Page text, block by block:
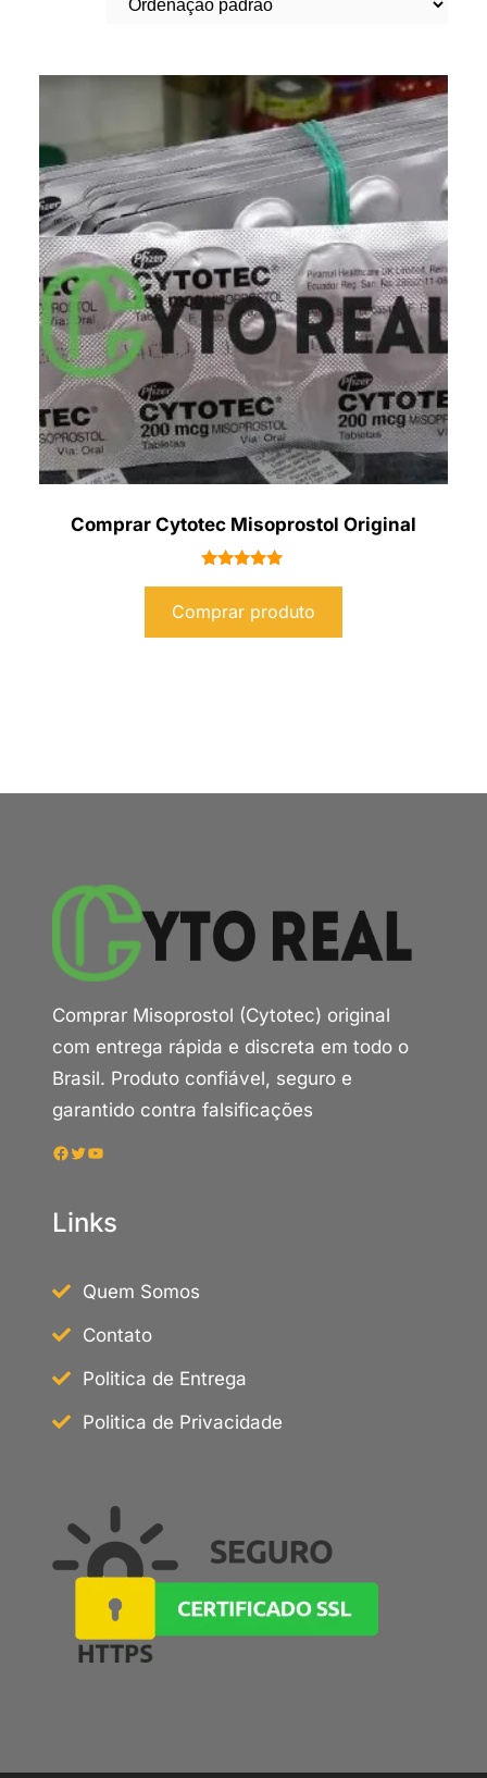
Comprar Cytotec Misoprostol Original
de 5
Comprar produto
Comprar Misoprostol (Cytotec) original
com entrega rápida e discreta em todo o
Brasil. Produto confiável, seguro e
garantido contra falsificações
Facebook Twitter Youtube
Links
Quem Somos
Contato
Politica de Entrega
Politica de Privacidade